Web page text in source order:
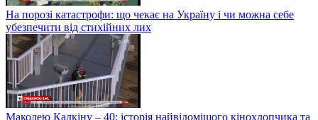
На порозі катастрофи: що чекає на Україну і чи можна себе
убезпечити від стихійних лих
Маколею Калкіну – 40: історія найвідомішого кінохлопчика та